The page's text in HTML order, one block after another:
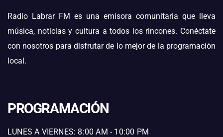
Radio Labrar FM es una emisora comunitaria que lleva
música, noticias y cultura a todos los rincones. Conéctate
con nosotros para disfrutar de lo mejor de la programación
local.
PROGRAMACIÓN
LUNES A VIERNES: 8:00 AM - 10:00 PM